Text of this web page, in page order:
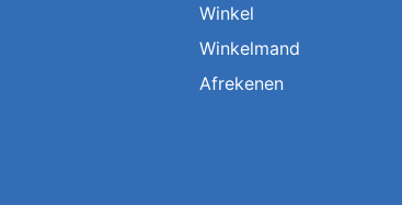
Winkel
Winkelmand
Afrekenen